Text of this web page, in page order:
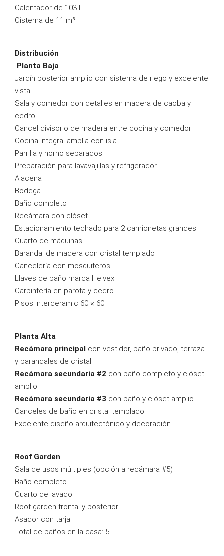
Calentador de 103 L
Cisterna de 11 m³
Distribución
Planta Baja
Jardín posterior amplio con sistema de riego y excelente
vista
Sala y comedor con detalles en madera de caoba y
cedro
Cancel divisorio de madera entre cocina y comedor
Cocina integral amplia con isla
Parrilla y horno separados
Preparación para lavavajillas y refrigerador
Alacena
Bodega
Baño completo
Recámara con clóset
Estacionamiento techado para 2 camionetas grandes
Cuarto de máquinas
Barandal de madera con cristal templado
Cancelería con mosquiteros
Llaves de baño marca Helvex
Carpintería en parota y cedro
Pisos Interceramic 60 × 60
Planta Alta
Recámara principal con vestidor, baño privado, terraza
y barandales de cristal
Recámara secundaria #2 con baño completo y clóset
amplio
Recámara secundaria #3 con baño y clóset amplio
Canceles de baño en cristal templado
Excelente diseño arquitectónico y decoración
Roof Garden
Sala de usos múltiples (opción a recámara #5)
Baño completo
Cuarto de lavado
Roof garden frontal y posterior
Asador con tarja
Total de baños en la casa: 5